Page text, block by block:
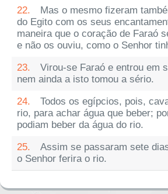
22.
Mas o mesmo fizeram
do Egito com os seus
maneira que o coração de Faraó
e não os ouviu, como o Senhor
23.
Virou-se Faraó e entrou em
nem ainda a isto tomou a sério.
24.
Todos os egípcios, pois,
rio, para achar água que beber;
podiam beber da água do rio.
25.
Assim se passaram sete
o Senhor ferira o rio.